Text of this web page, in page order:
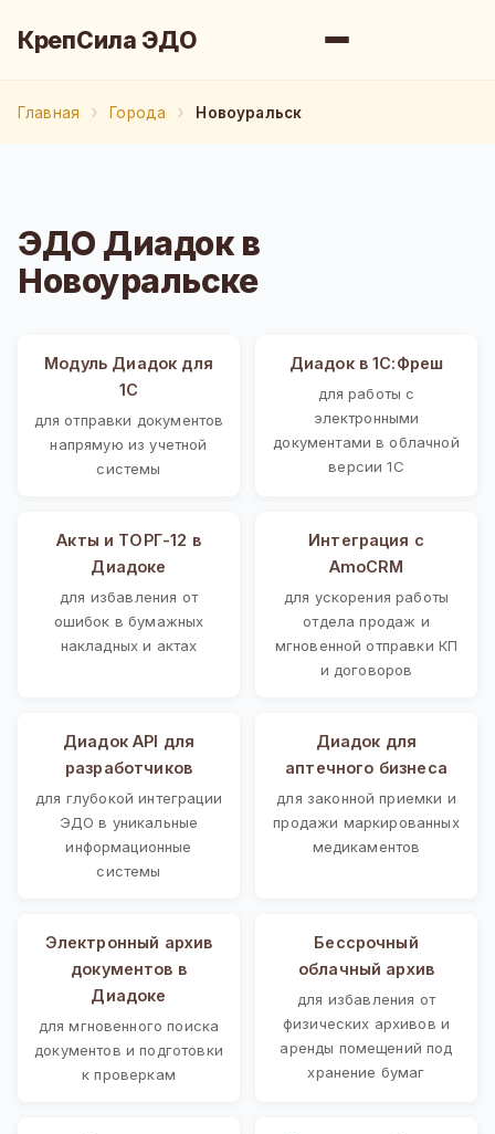
КрепСила ЭДО
Главная Города Новоуральск
ЭДО Диадок в
Новоуральске
Модуль Диадок для
1С
для отправки документов
напрямую из учетной
системы
Диадок в 1С:Фреш
для работы с
электронными
документами в облачной
версии 1С
Акты и ТОРГ-12 в
Диадоке
для избавления от
ошибок в бумажных
накладных и актах
Интеграция с
AmoCRM
для ускорения работы
отдела продаж и
мгновенной отправки КП
и договоров
Диадок API для
разработчиков
для глубокой интеграции
ЭДО в уникальные
информационные
системы
Диадок для
аптечного бизнеса
для законной приемки и
продажи маркированных
медикаментов
Электронный архив
документов в
Диадоке
для мгновенного поиска
документов и подготовки
к проверкам
Бессрочный
облачный архив
для избавления от
физических архивов и
аренды помещений под
хранение бумаг